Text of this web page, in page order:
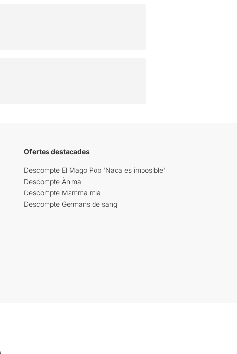
Ofertes destacades
Descompte El Mago Pop 'Nada es imposible'
Descompte Ànima
Descompte Mamma mia
Descompte Germans de sang